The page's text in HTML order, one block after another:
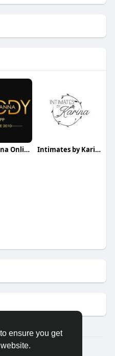
ensure you get
Reddy Anna Online Book Intimates by Karina
With Me